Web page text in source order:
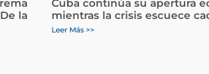
la
Cuba continúa su apertura
mientras la crisis escuece
Leer Más >>